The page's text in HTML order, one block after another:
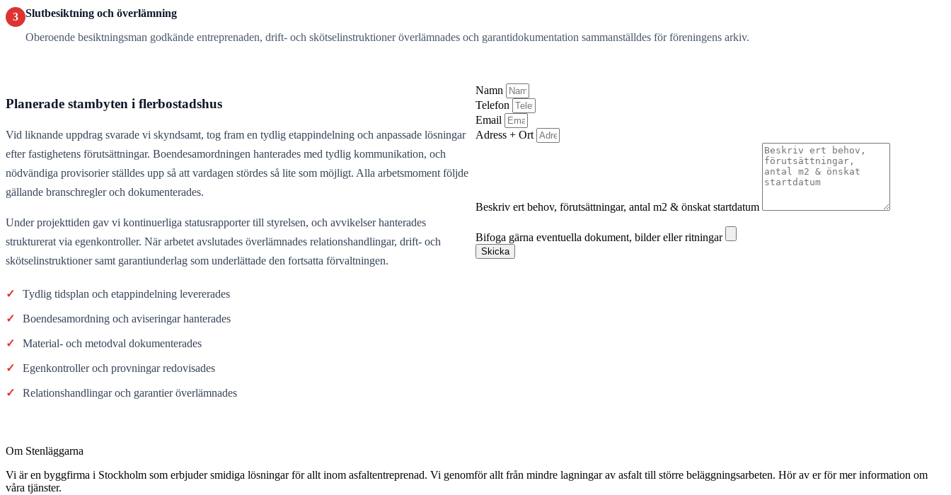
3 Slutbesiktning och överlämning
Oberoende besiktningsman godkände entreprenaden, drift- och skötselinstruktioner överlämnades och garantidokumentation sammanställdes för föreningens arkiv.
Planerade stambyten i flerbostadshus
Vid liknande uppdrag svarade vi skyndsamt, tog fram en tydlig etappindelning och anpassade lösningar
efter fastighetens förutsättningar. Boendesamordningen hanterades med tydlig kommunikation, och
nödvändiga provisorier ställdes upp så att vardagen stördes så lite som möjligt. Alla arbetsmoment följde
gällande branschregler och dokumenterades.
Under projekttiden gav vi kontinuerliga statusrapporter till styrelsen, och avvikelser hanterades
strukturerat via egenkontroller. När arbetet avslutades överlämnades relationshandlingar, drift- och
skötselinstruktioner samt garantiunderlag som underlättade den fortsatta förvaltningen.
✓ Tydlig tidsplan och etappindelning levererades
✓ Boendesamordning och aviseringar hanterades
✓ Material- och metodval dokumenterades
✓ Egenkontroller och provningar redovisades
✓ Relationshandlingar och garantier överlämnades
Namn
Telefon
Email
Adress + Ort
Beskriv ert behov, förutsättningar, antal m2 & önskat startdatum
Bifoga gärna eventuella dokument, bilder eller ritningar
Skicka
Om Stenläggarna
Vi är en byggfirma i Stockholm som erbjuder smidiga lösningar för allt inom asfaltentreprenad. Vi genomför allt från mindre lagningar av asfalt till större beläggningsarbeten. Hör av er för mer information om
våra tjänster.